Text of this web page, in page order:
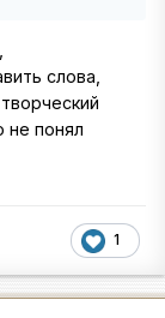
слова,
не понял
1